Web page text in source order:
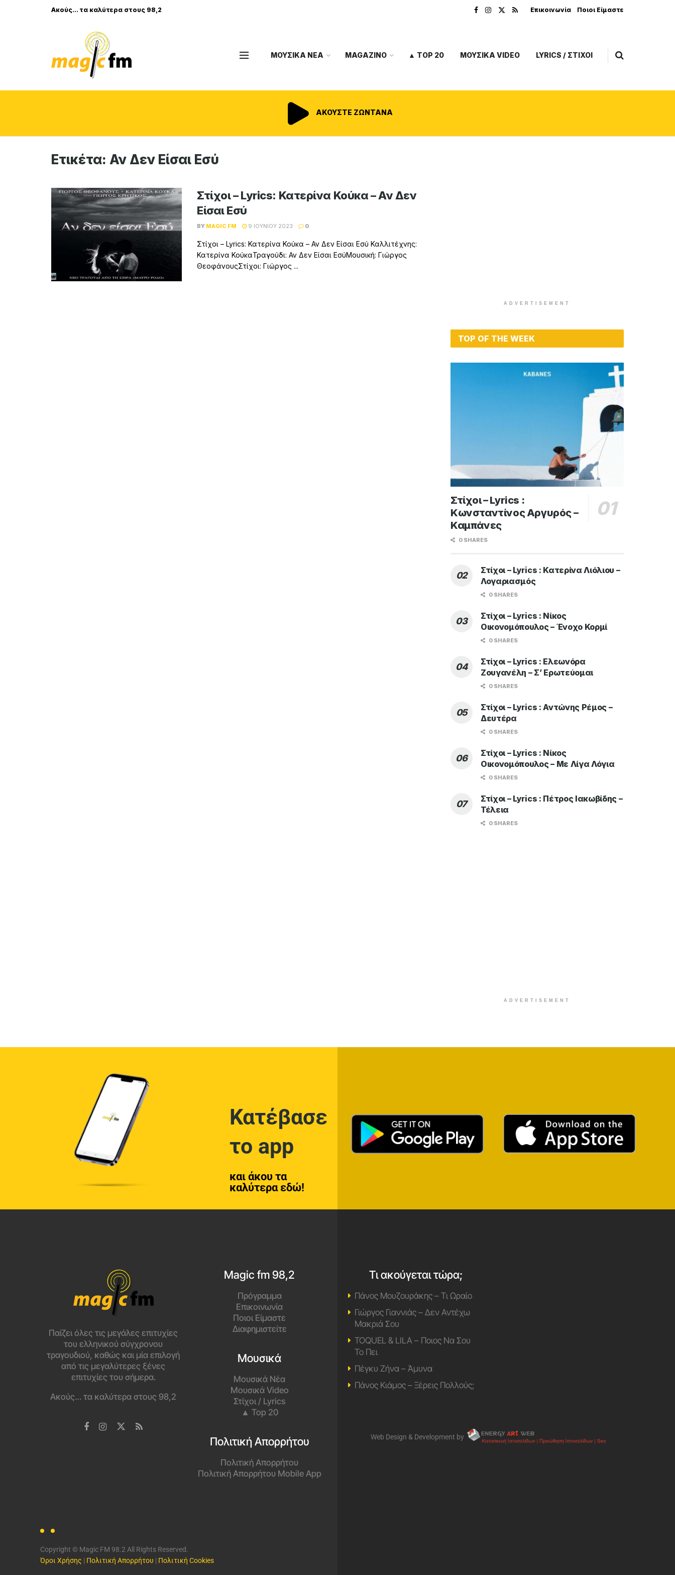
Ακούς... τα καλύτερα στους 98,2 Επικοινωνία Ποιοι Είμαστε
ΜΟΥΣΙΚΑ ΝΕΑ MAGAZINO ▲ TOP 20 ΜΟΥΣΙΚΑ VIDEO LYRICS / ΣΤΙΧΟΙ
ΑΚΟΥΣΤΕ ΖΩΝΤΑΝΑ
Ετικέτα: Αν Δεν Είσαι Εσύ
Στίχοι – Lyrics: Κατερίνα Κούκα – Αν Δεν
Είσαι Εσύ
BY MAGIC FM 9 ΙΟΥΝΊΟΥ 2023 0
Στίχοι – Lyrics: Κατερίνα Κούκα – Αν Δεν Είσαι Εσύ Καλλιτέχνης:
Κατερίνα ΚούκαΤραγούδι: Αν Δεν Είσαι ΕσύΜουσική: Γιώργος
ΘεοφάνουςΣτίχοι: Γιώργος ...
ADVERTISEMENT
TOP OF THE WEEK
Στίχοι – Lyrics :
Κωνσταντίνος Αργυρός –
Καμπάνες
0 SHARES
Στίχοι – Lyrics : Κατερίνα Λιόλιου –
Λογαριασμός
0 SHARES
Στίχοι – Lyrics : Νίκος
Οικονομόπουλος – Ένοχο Κορμί
0 SHARES
Στίχοι – Lyrics : Ελεωνόρα
Ζουγανέλη – Σ’ Ερωτεύομαι
0 SHARES
Στίχοι – Lyrics : Αντώνης Ρέμος –
Δευτέρα
0 SHARES
Στίχοι – Lyrics : Νίκος
Οικονομόπουλος – Με Λίγα Λόγια
0 SHARES
Στίχοι – Lyrics : Πέτρος Ιακωβίδης –
Τέλεια
0 SHARES
ADVERTISEMENT
Κατέβασε
το app
και άκου τα
καλύτερα εδώ!
Παίζει όλες τις μεγάλες επιτυχίες
του ελληνικού σύγχρονου
τραγουδιού, καθώς και μία επιλογή
από τις μεγαλύτερες ξένες
επιτυχίες του σήμερα.
Ακούς… τα καλύτερα στους 98,2
Magic fm 98,2
Πρόγραμμα
Επικοινωνία
Ποιοι Είμαστε
Διαφημιστείτε
Μουσικά
Μουσικά Νέα
Μουσικά Video
Στίχοι / Lyrics
▲ Top 20
Πολιτική Απορρήτου
Πολιτική Απορρήτου
Πολιτική Απορρήτου Mobile App
Copyright © Magic FM 98.2 All Rights Reserved.
Όροι Χρήσης | Πολιτική Απορρήτου | Πολιτική Cookies
Τι ακούγεται τώρα;
Πάνος Μουζουράκης – Τι Ωραίο
Γιώργος Γιαννιάς – Δεν Αντέχω
Μακριά Σου
TOQUEL & LILA – Ποιος Να Σου
Το Πει
Πέγκυ Ζήνα – Άμυνα
Πάνος Κιάμος – Ξέρεις Πολλούς;
Web Design & Development by